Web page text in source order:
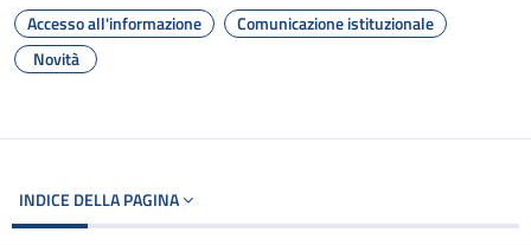
Accesso all'informazione
Comunicazione istituzionale
Novità
INDICE DELLA PAGINA